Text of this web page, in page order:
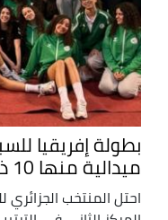
ميدالية منها 10 ذهبية
احتل المنتخب الجزائري